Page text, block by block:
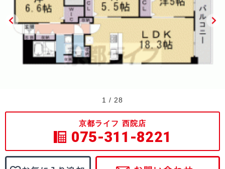
1 /28
京都ライフ 西院店
075-311-8221